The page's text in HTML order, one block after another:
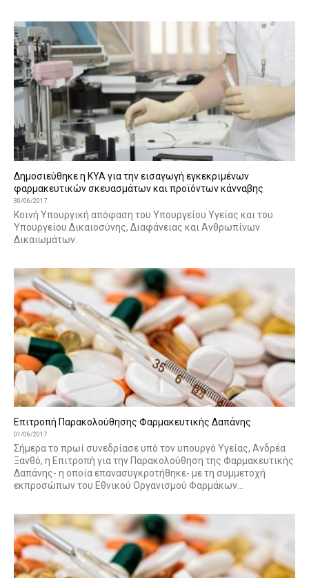
Δημοσιεύθηκε η ΚΥΑ για την εισαγωγή εγκεκριμένων
φαρμακευτικών σκευασμάτων και προϊόντων κάνναβης
30/06/2017
Κοινή Υπουργική απόφαση του Υπουργείου Υγείας και του
Υπουργείου Δικαιοσύνης, Διαφάνειας και Ανθρωπίνων
Δικαιωμάτων.
Επιτροπή Παρακολούθησης Φαρμακευτικής Δαπάνης
01/06/2017
Σήμερα το πρωί συνεδρίασε υπό τον υπουργό Υγείας, Ανδρέα
Ξανθό, η Επιτροπή για την Παρακολούθηση της Φαρμακευτικής
Δαπάνης- η οποία επανασυγκροτήθηκε- με τη συμμετοχή
εκπροσώπων του Εθνικού Οργανισμού Φαρμάκων...